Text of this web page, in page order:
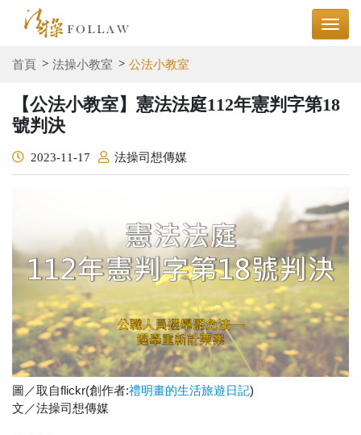
首頁 法操小教室 公法小教室
【公法小教室】憲法法庭112年憲判字第18
號判決
2023-11-17 法操司想傳媒
圖／取自flickr(創作者:禮明畫的生活旅遊日記)
文／法操司想傳媒